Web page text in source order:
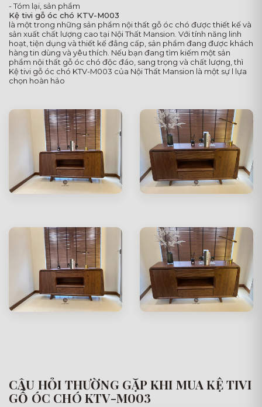
- Tóm lại, sản phẩm
Kệ tivi gỗ óc chó KTV-M003
là một trong những sản phẩm nội thất gỗ óc chó được thiết kế và
sản xuất chất lượng cao tại Nội Thất Mansion. Với tính năng linh
hoạt, tiện dụng và thiết kế đẳng cấp, sản phẩm đang được khách
hàng tin dùng và yêu thích. Nếu bạn đang tìm kiếm một sản
phẩm nội thất gỗ óc chó độc đáo, sang trọng và chất lượng, thì
Kệ tivi gỗ óc chó KTV-M003 của Nội Thất Mansion là một sự l lựa
chọn hoàn hảo
CÂU HỎI THƯỜNG GẶP KHI MUA KỆ TIVI
GỖ ÓC CHÓ KTV-M003